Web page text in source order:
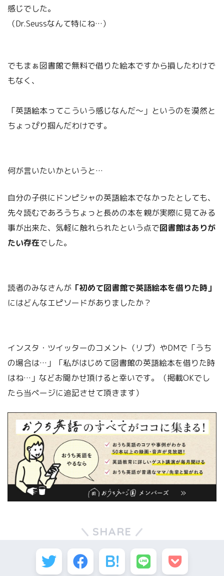
感じでした。
（Dr.Seussなんて特にね…）
でもまぁ図書館で無料で借りた絵本ですから損したわけで
もなく、
「英語絵本ってこういう感じなんだ～」というのを漠然と
ちょっぴり掴んだわけです。
何が言いたいかというと…
自分の子供にドンピシャの英語絵本でなかったとしても、
先々読むであろうちょっと長めの本を親が実際に見てみる
事が出来た、気軽に触れられたという点で図書館はありが
たい存在でした。
読者のみなさんが 「初めて図書館で英語絵本を借りた時」
にはどんなエピソードがありましたか？
インスタ・ツイッターのコメント（リプ）やDMで「うち
の場合は…」「私がはじめて図書館の英語絵本を借りた時
はね…」などお聞かせ頂けると幸いです。（掲載OKでし
たら当ページに追記させて頂きます）
SHARE